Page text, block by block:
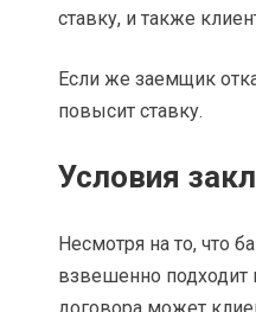
ставку, и также
Если же заемщик
повысит ставку.
Условия
Несмотря на то, что
взвешенно подходит